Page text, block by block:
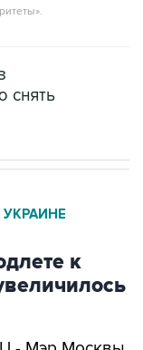
снять
к